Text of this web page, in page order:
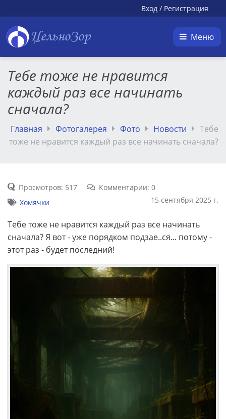
Вход / Регистрация
ЦельноЗор Меню
Тебе тоже не нравится
каждый раз все начинать
сначала?
Главная Фотогалерея Фото Новости
Тебе
тоже не нравится каждый раз все начинать сначала?
Просмотров: 517
Комментарии: 0
15 сентября 2025 г.
Хомячки
Тебе тоже не нравится каждый раз все начинать
сначала? Я вот - уже порядком подзае..ся... потому -
этот раз - будет последний!